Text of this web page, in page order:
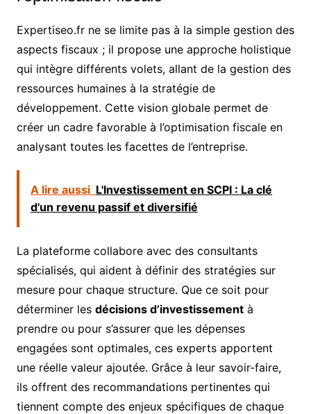
Expertiseo.fr ne se limite pas à la simple gestion des
aspects fiscaux ; il propose une approche holistique
qui intègre différents volets, allant de la gestion des
ressources humaines à la stratégie de
développement. Cette vision globale permet de
créer un cadre favorable à l’optimisation fiscale en
analysant toutes les facettes de l’entreprise.
A lire aussi L'Investissement en SCPI : La clé
d'un revenu passif et diversifié
La plateforme collabore avec des consultants
spécialisés, qui aident à définir des stratégies sur
mesure pour chaque structure. Que ce soit pour
déterminer les décisions d’investissementà
prendre ou pour s’assurer que les dépenses
engagées sont optimales, ces experts apportent
une réelle valeur ajoutée. Grâce à leur savoir-faire,
ils offrent des recommandations pertinentes qui
tiennent compte des enjeux spécifiques de chaque